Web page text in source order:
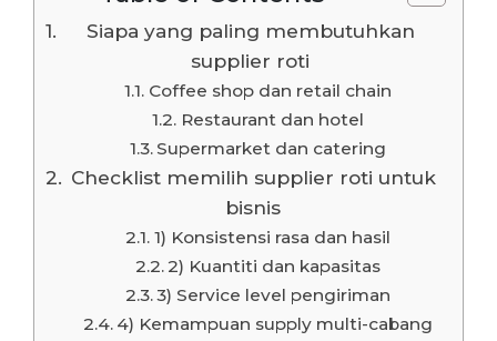
Siapa yang paling membutuhkan
supplier roti
Coffee shop dan retail chain
Restaurant dan hotel
Supermarket dan catering
Checklist memilih supplier roti untuk
bisnis
1) Konsistensi rasa dan hasil
2) Kuantiti dan kapasitas
3) Service level pengiriman
4) Kemampuan supply multi-cabang